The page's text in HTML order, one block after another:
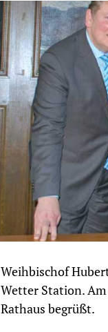
Weihbischof
Wetter Station.
Rathaus begrüßt.